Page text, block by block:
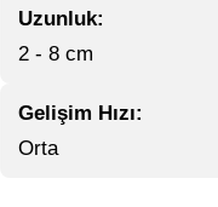
Uzunluk:
2 - 8 cm
Gelişim Hızı:
Orta